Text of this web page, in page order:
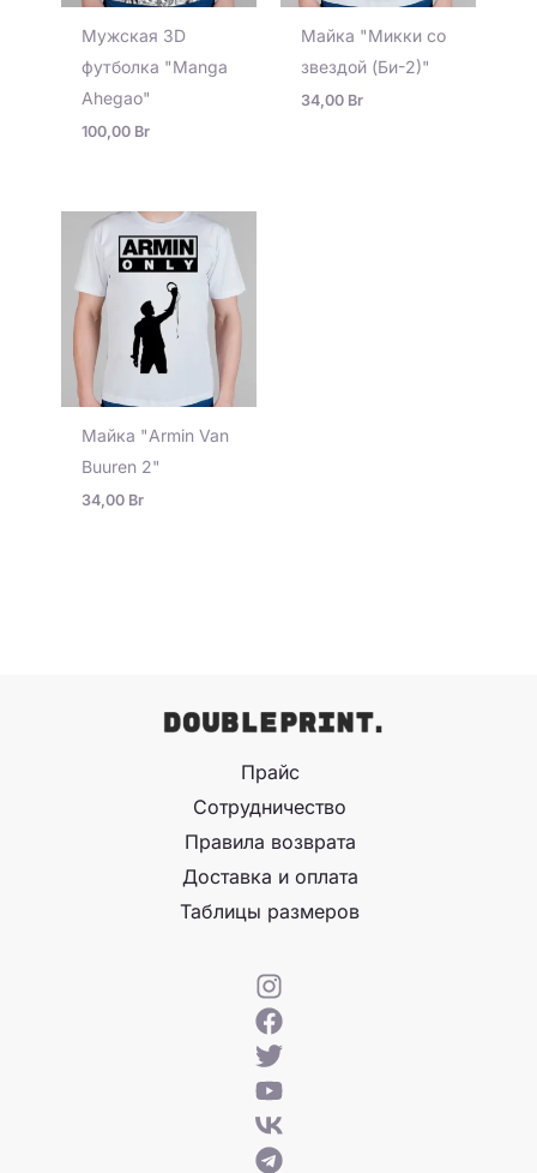
Мужская 3D
футболка "Manga
Ahegao"
100,00 Br
Майка "Микки со
звездой (Би-2)"
34,00 Br
Майка "Armin Van
Buuren 2"
34,00 Br
Прайс
Сотрудничество
Правила возврата
Доставка и оплата
Таблицы размеров